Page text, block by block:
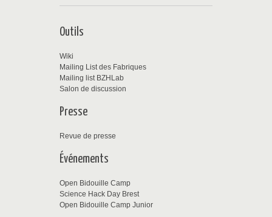
Outils
Wiki
Mailing List des Fabriques
Mailing list BZHLab
Salon de discussion
Presse
Revue de presse
Événements
Open Bidouille Camp
Science Hack Day Brest
Open Bidouille Camp Junior